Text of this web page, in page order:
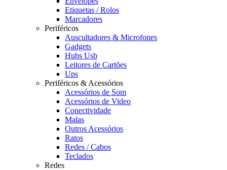
Etiquetas / Rolos
Marcadores
Periféricos
Auscultadores & Microfones
Gadgets
Hubs Usb
Leitores de Cartões
Ups
Periféricos & Acessórios
Acessórios de Som
Acessórios de Video
Conectividade
Malas
Outros Acessórios
Ratos
Redes / Cabos
Teclados
Redes